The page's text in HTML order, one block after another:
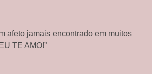
afeto jamais encontrado em muitos
TE AMO!”